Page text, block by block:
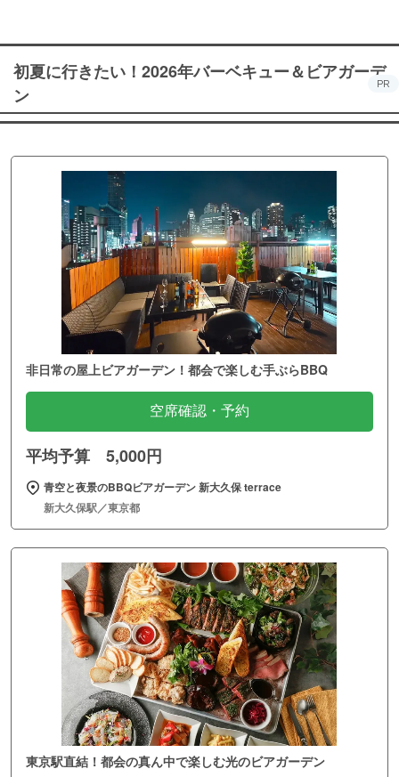
初夏に行きたい！2026年バーベキュー＆ビアガーデ
ン
PR
非日常の屋上ビアガーデン！都会で楽しむ手ぶらBBQ
空席確認・予約
平均予算 5,000円
青空と夜景のBBQビアガーデン 新大久保 terrace
新大久保駅／東京都
東京駅直結！都会の真ん中で楽しむ光のビアガーデン